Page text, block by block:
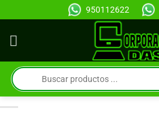
al
contenido
950112622
Búsqueda
de
productos